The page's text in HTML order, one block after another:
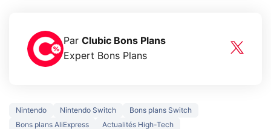
Par Clubic Bons Plans
Expert Bons Plans
Nintendo Nintendo Switch
Bons plans Switch
Bons plans AliExpress
Actualités High-Tech